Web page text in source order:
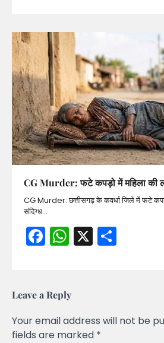
CG Murder: फटे कपड़ो में महिला की
CG Murder: छत्तीसगढ़ के कवर्धा जिले में फटे
संदिग्ध…
Facebook
WhatsApp
X
Leave a Reply
Your email address will not be
fields are marked *